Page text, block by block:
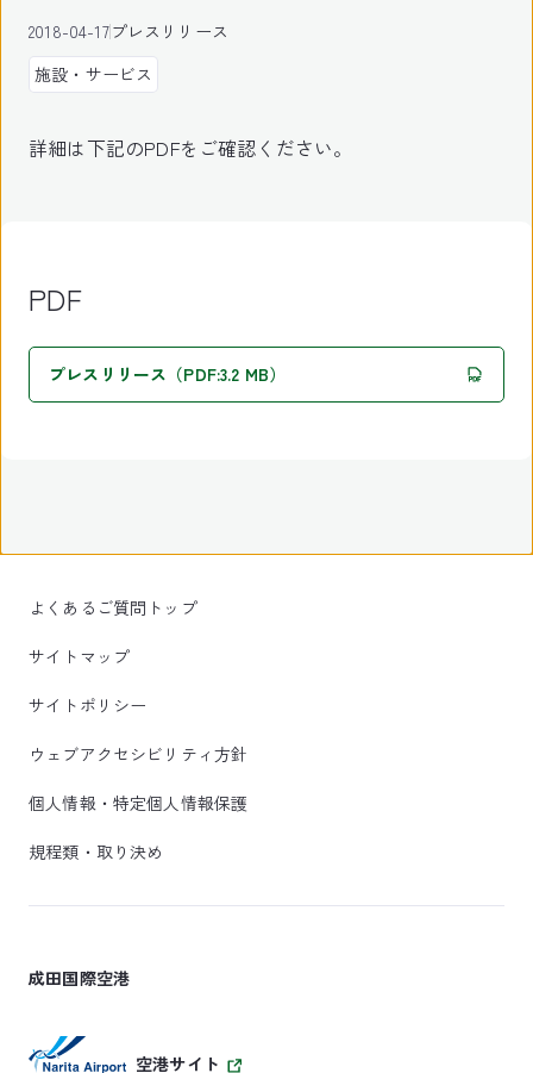
2018-04-17プレスリリース
施設・サービス
詳細は下記のPDFをご確認ください。
PDF
プレスリリース（PDF:3.2 MB）
よくあるご質問トップ
サイトマップ
サイトポリシー
ウェブアクセシビリティ方針
個人情報・特定個人情報保護
規程類・取り決め
成田国際空港
空港サイト